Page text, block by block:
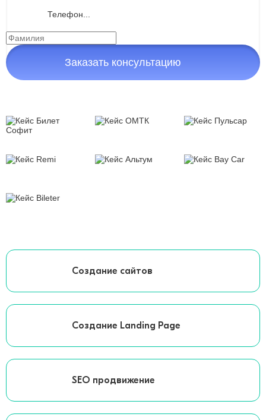
Заказать консультацию
Создание сайтов
Создание Landing Page
SEO продвижение